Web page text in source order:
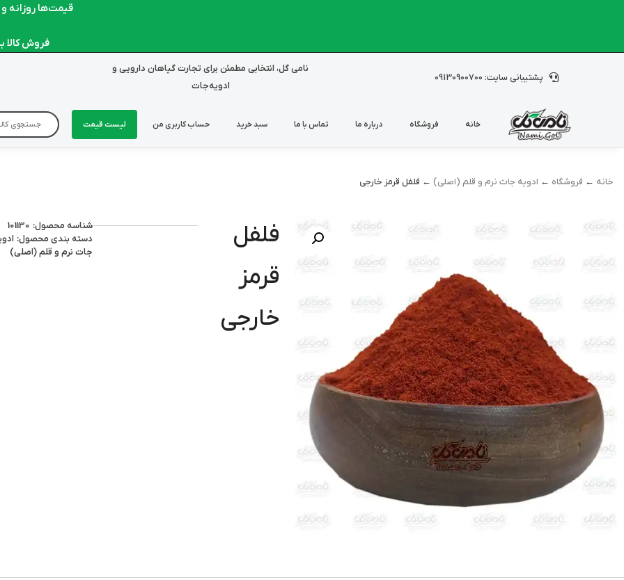
قیمت‌ها روزانه و
فروش کالا به
پشتیبانی سایت: 09130900700
نامی گل، انتخابی مطمئن برای تجارت گیاهان دارویی و
ادویه‌جات
خانه فروشگاه درباره ما تماس با ما سبد خرید حساب کاربری من لیست قیمت
خانه ← فروشگاه ← ادویه جات نرم و قلم (اصلی) ← فلفل قرمز خارجی
فلفل
قرمز
خارجی
شناسه محصول: 101130
دسته بندی محصول:
جات نرم و قلم (اصلی)